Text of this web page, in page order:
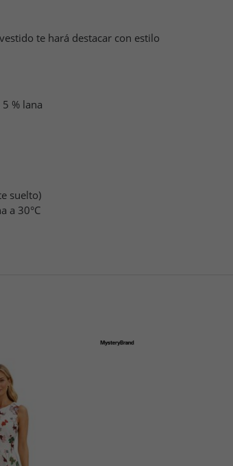
te hará destacar con estilo
% lana
suelto)
a 30°C